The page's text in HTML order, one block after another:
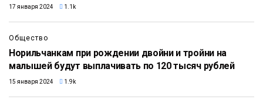
17 января 2024 1.1k
Общество
Норильчанкам при рождении двойни и тройни на
малышей будут выплачивать по 120 тысяч рублей
15 января 2024 1.9k